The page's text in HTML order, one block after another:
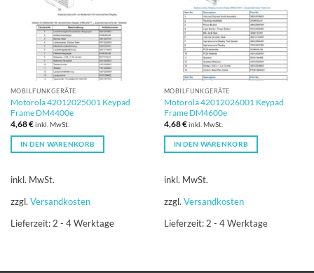
MOBILFUNKGERÄTE
Motorola 42012025001 Keypad
Frame DM4400e
4,68€inkl. MwSt.
IN DEN WARENKORB
inkl. MwSt.
zzgl. Versandkosten
Lieferzeit:2 - 4 Werktage
MOBILFUNKGERÄTE
Motorola 42012026001 Keypad
Frame DM4600e
4,68€inkl. MwSt.
IN DEN WARENKORB
inkl. MwSt.
zzgl. Versandkosten
Lieferzeit:2 - 4 Werktage